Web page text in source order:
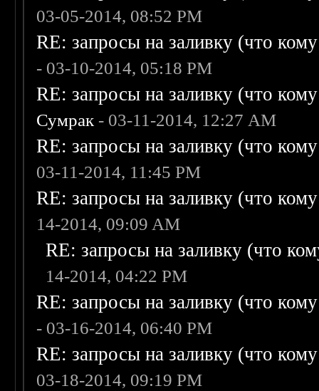
03-05-2014, 08:52 PM
RE: запросы на заливку (что
- 03-10-2014, 05:18 PM
RE: запросы на заливку (что
Сумрак - 03-11-2014, 12:27 AM
RE: запросы на заливку (что
03-11-2014, 11:45 PM
RE: запросы на заливку (что
14-2014, 09:09 AM
RE: запросы на заливку (что
14-2014, 04:22 PM
RE: запросы на заливку (что
- 03-16-2014, 06:40 PM
RE: запросы на заливку (что
03-18-2014, 09:19 PM